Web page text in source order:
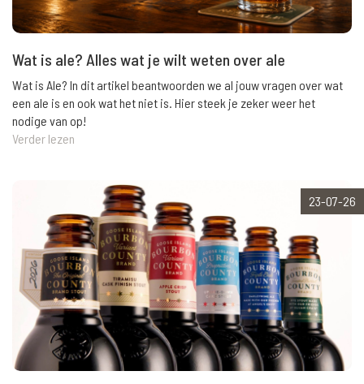
Wat is ale? Alles wat je wilt weten over ale
Wat is Ale? In dit artikel beantwoorden we al jouw vragen over wat
een ale is en ook wat het niet is. Hier steek je zeker weer het
nodige van op!
Verder lezen
23-07-26